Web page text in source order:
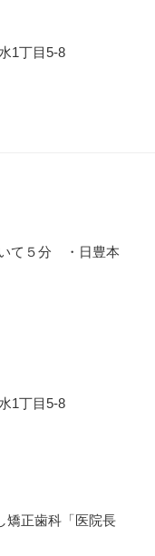
1丁目5-8
て５分 ・日豊本
1丁目5-8
矯正歯科「医院長